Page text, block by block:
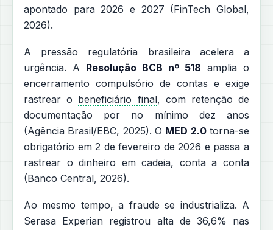
apontado para 2026 e 2027 (FinTech Global,
2026).
A pressão regulatória brasileira acelera a
urgência. A Resolução BCB nº 518 amplia o
encerramento compulsório de contas e exige
rastrear o beneficiário final, com retenção de
documentação por no mínimo dez anos
(Agência Brasil/EBC, 2025). O MED 2.0torna-se
obrigatório em 2 de fevereiro de 2026 e passa a
rastrear o dinheiro em cadeia, conta a conta
(Banco Central, 2026).
Ao mesmo tempo, a fraude se industrializa. A
Serasa Experian registrou alta de 36,6% nas